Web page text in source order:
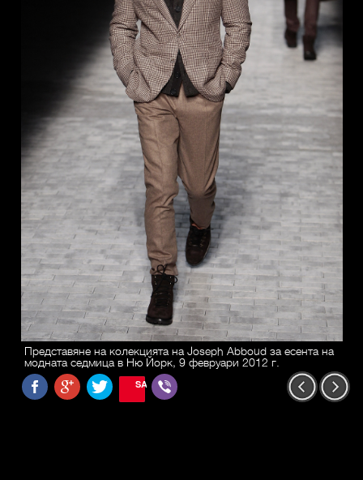
Представяне на колекцията на Joseph Abboud за есента на
модната седмица в Ню Йорк, 9 февруари 2012 г.
SAVE